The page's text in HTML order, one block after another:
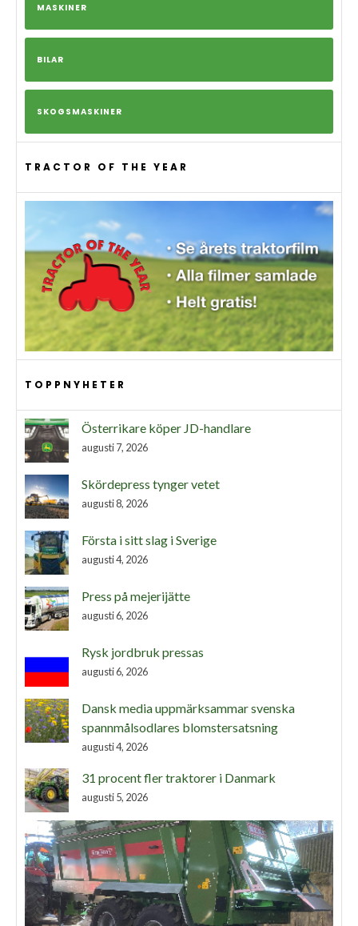
MASKINER
BILAR
SKOGSMASKINER
TRACTOR OF THE YEAR
TOPPNYHETER
Österrikare köper JD-handlare
augusti 7, 2026
Skördepress tynger vetet
augusti 8, 2026
Första i sitt slag i Sverige
augusti 4, 2026
Press på mejerijätte
augusti 6, 2026
Rysk jordbruk pressas
augusti 6, 2026
Dansk media uppmärksammar svenska
spannmålsodlares blomstersatsning
augusti 4, 2026
31 procent fler traktorer i Danmark
augusti 5, 2026